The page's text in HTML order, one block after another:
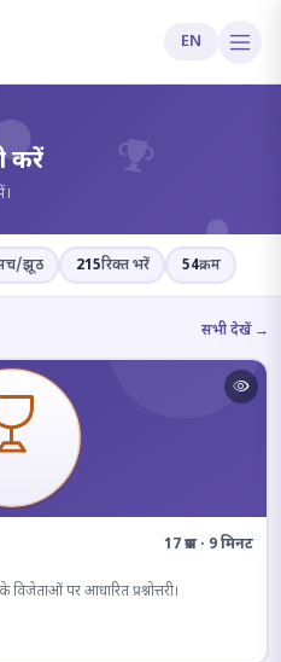
EN
?
करें
झूठ 215रिक्त भरें 54क्रम
सभी देखें →
17 प्रश्न · 9 मिनट
विजेताओं पर आधारित प्रश्नोत्तरी।